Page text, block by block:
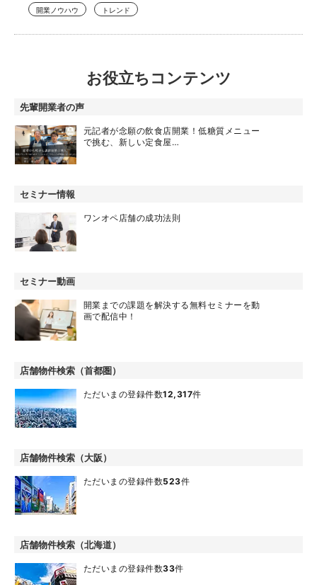
開業ノウハウ トレンド
お役立ちコンテンツ
先輩開業者の声
元記者が念願の飲食店開業！低糖質メニュー
で挑む、新しい定食屋…
セミナー情報
ワンオペ店舗の成功法則
セミナー動画
開業までの課題を解決する無料セミナーを動
画で配信中！
店舗物件検索（首都圏）
ただいまの登録件数12,317件
店舗物件検索（大阪）
ただいまの登録件数523件
店舗物件検索（北海道）
ただいまの登録件数33件